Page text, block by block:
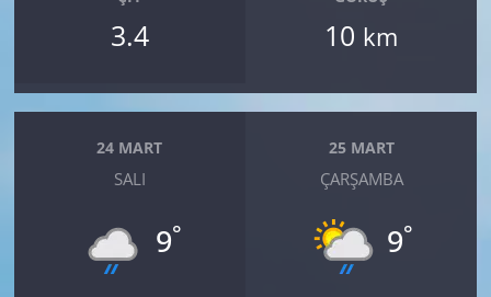
3.4 10 km
24 MART
SALI
9°
25 MART
ÇARŞAMBA
9°